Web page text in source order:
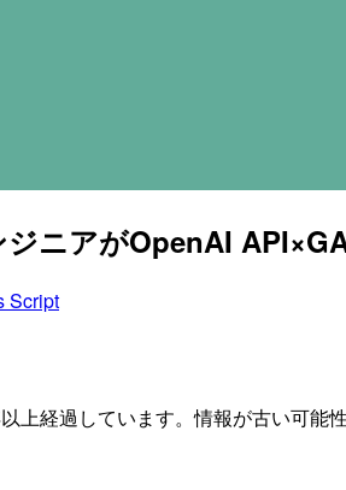
ジニアがOpenAI
Script
上経過しています。情報が古い可能